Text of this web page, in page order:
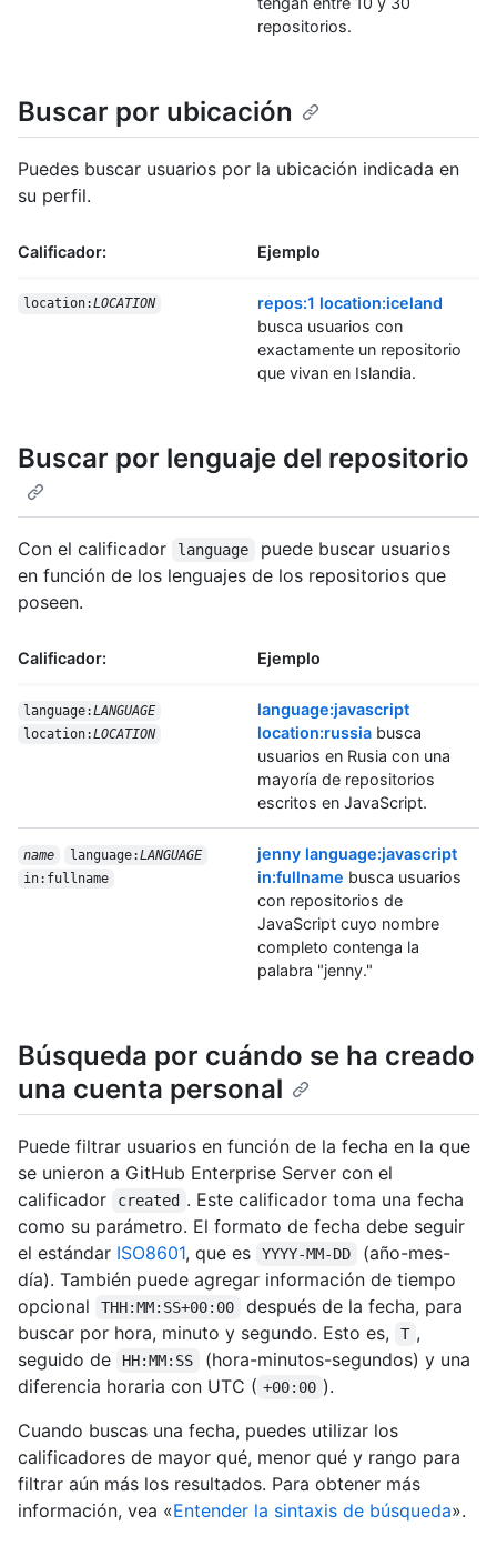
repositorios.
Buscar por ubicación
Puedes buscar usuarios por la ubicación indicada en
su perfil.
Calificador: Ejemplo
location:LOCATION
repos:1 location:iceland
busca usuarios con
exactamente un repositorio
que vivan en Islandia.
Buscar por lenguaje del repositorio
Con el calificador language
puede buscar usuarios
en función de los lenguajes de los repositorios que
poseen.
Calificador: Ejemplo
language:LANGUAGE
location:LOCATION
language:javascript
location:russia busca
usuarios en Rusia con una
mayoría de repositorios
escritos en JavaScript.
name language:LANGUAGE
in:fullname
jenny language:javascript
in:fullname busca usuarios
con repositorios de
JavaScript cuyo nombre
completo contenga la
palabra "jenny."
Búsqueda por cuándo se ha creado
una cuenta personal
Puede filtrar usuarios en función de la fecha en la que
se unieron a GitHub Enterprise Server con el
calificador
created . Este calificador toma una fecha
como su parámetro. El formato de fecha debe seguir
el estándar ISO8601, que es YYYY-MM-DD
(año-mes-
día). También puede agregar información de tiempo
opcional
THH:MM:SS+00:00
después de la fecha, para
buscar por hora, minuto y segundo. Esto es,
T ,
seguido de
HH:MM:SS
(hora-minutos-segundos) y una
diferencia horaria con UTC ( +00:00 ).
Cuando buscas una fecha, puedes utilizar los
calificadores de mayor qué, menor qué y rango para
filtrar aún más los resultados. Para obtener más
información, vea «Entender la sintaxis de búsqueda».